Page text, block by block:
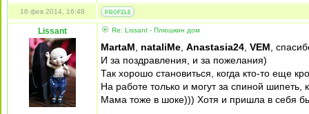
16 фев 2014, 16:48
Lissant Re: Lissant - Плюшкин дом
MartaM nataliMe Anastasia24 VEM ,
И за поздравления, и за пожелания)
Так хорошо становиться, когда кто-то еще
На работе только и могут за спиной шипеть,
Мама тоже в шоке))) Хотя и пришла в себя